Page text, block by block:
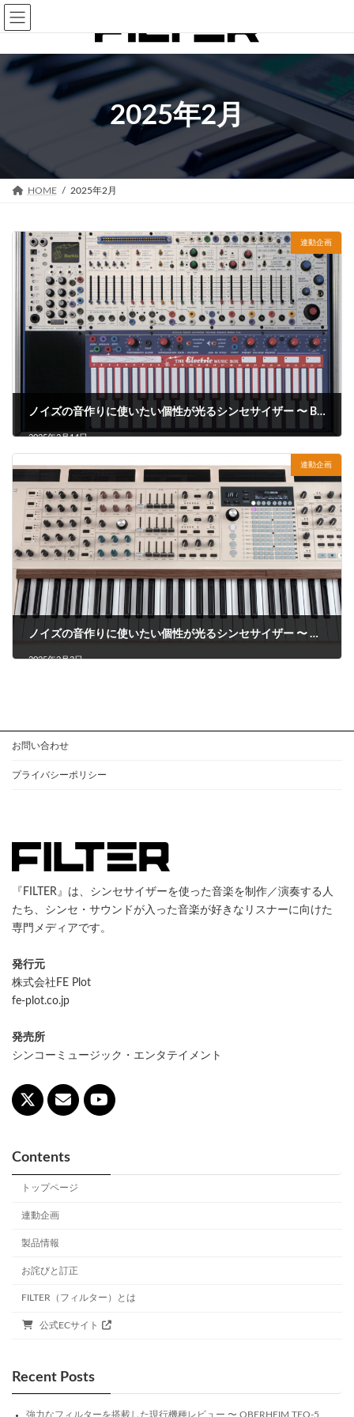
コ
ン
ン
キ
プ
ナ
ビ
ー
に
動
2025年2月
HOME 2025年2月
連動企画
ノイズの音作りに使いたい個性が光るシンセサイザー 〜 BUCHLA Music Easel（Modern）
2025年2月14日
連動企画
ノイズの音作りに使いたい個性が光るシンセサイザー 〜 ARTURIA PolyBrute 12
2025年2月3日
お問い合わせ
プライバシーポリシー
『FILTER』は、シンセサイザーを使った音楽を制作／演奏する人
たち、シンセ・サウンドが入った音楽が好きなリスナーに向けた
専門メディアです。
発行元
株式会社FE Plot
fe-plot.co.jp
発売所
シンコーミュージック・エンタテイメント
Contents
トップページ
連動企画
製品情報
お詫びと訂正
FILTER（フィルター）とは
公式ECサイト
Recent Posts
強力なフィルターを搭載した現行機種レビュー 〜 OBERHEIM TEO-5